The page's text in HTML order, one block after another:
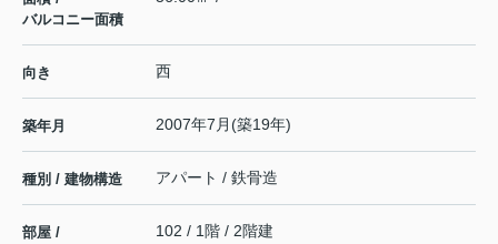
バルコニー面積
向き 西
築年月 2007年7月(築19年)
種別 / 建物構造 アパート / 鉄骨造
部屋 /
102 / 1階 / 2階建